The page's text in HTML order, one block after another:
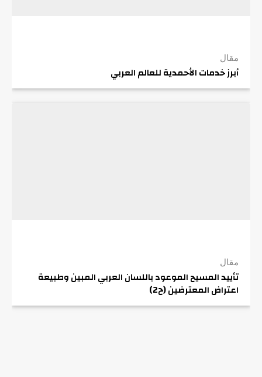
مقال
أبرز خدمات الأحمدية للعالم العربي
مقال
تأييد المسيح الموعود باللسان العربي المبين وطبيعة
اعتراض المعترضين (ح2)